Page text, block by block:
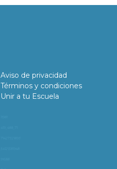
Aviso de privacidad
Términos y condiciones
Unir a tu Escuela